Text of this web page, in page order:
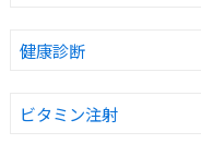
健康診断
ビタミン注射